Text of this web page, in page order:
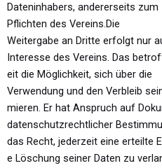
Dateninhabers, andererseits
Pflichten des Vereins.Die
Weitergabe an Dritte erfolgt nur
Interesse des Vereins. Das
eit die Möglichkeit, sich über die
Verwendung und den Verbleib
mieren. Er hat Anspruch auf
datenschutzrechtlicher
das Recht, jederzeit eine erteilte
e Löschung seiner Daten zu